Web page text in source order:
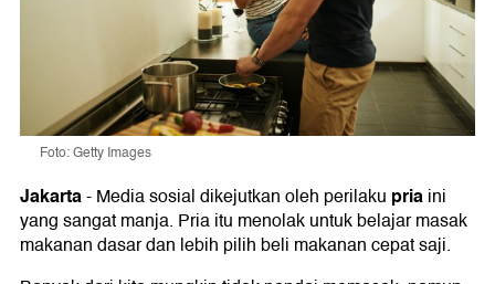
Foto: Getty Images
Jakarta-Media sosial dikejutkan oleh perilaku priaini
yang sangat manja. Pria itu menolak untuk belajar masak
makanan dasar dan lebih pilih beli makanan cepat saji.